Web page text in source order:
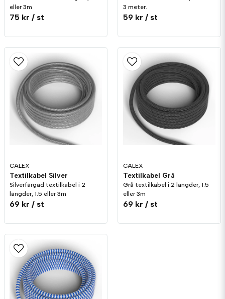
Skicka fråga
eller 3m
75 kr / st
3 meter.
59 kr / st
CALEX
Textilkabel Silver
Silverfärgad textilkabel i 2
längder, 1.5 eller 3m
69 kr / st
CALEX
Textilkabel Grå
Grå textilkabel i 2 längder, 1.5
eller 3m
69 kr / st